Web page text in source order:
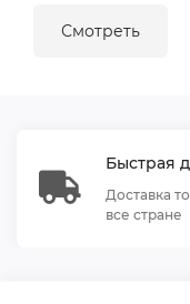
Смотреть
Быстрая
Доставка
все стране